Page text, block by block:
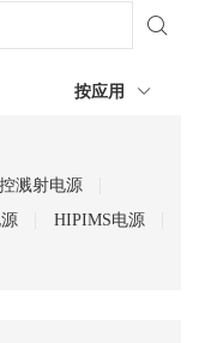
按应用
溅射电源
HIPIMS电源